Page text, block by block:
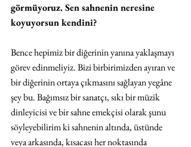
görmüyoruz. Sen sahnenin neresine
koyuyorsun kendini?
Bence hepimiz bir diğerinin yanına yaklaşmayı
görev edinmeliyiz. Bizi birbirimizden ayıran ve
bir diğerinin ortaya çıkmasını sağlayan yegâne
şey bu. Bağımsız bir sanatçı, sıkı bir müzik
dinleyicisi ve bir sahne emekçisi olarak şunu
söyleyebilirim ki sahnenin altında, üstünde
veya arkasında, kısacası her noktasında